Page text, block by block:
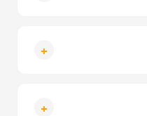
+
+